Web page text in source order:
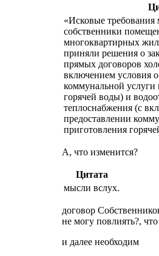
«Исковые
собственники
многоквартирных
приняли решения о
прямых договоров
включением условия
коммунальной услуги
горячей воды) и
теплоснабжения (с
предоставлении
приготовления
А, что изменится?
Цитата
мысли вслух.
договор
не могу повлиять?,
и далее необходим